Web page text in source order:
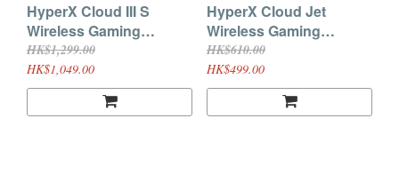
HyperX Cloud III S
Wireless Gaming
Headset
HK$1,299.00
HK$1,049.00
HyperX Cloud Jet
Wireless Gaming
Headset
HK$610.00
HK$499.00